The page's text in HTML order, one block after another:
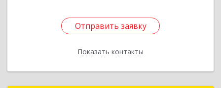
Отправить заявку
Показать контакты
Отправить заявку
Назад